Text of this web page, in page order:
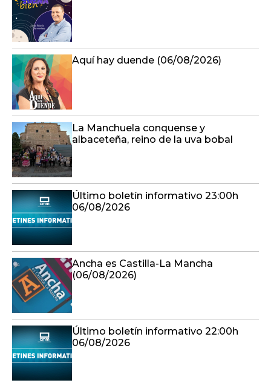
Aquí hay duende (06/08/2026)
La Manchuela conquense y
albaceteña, reino de la uva bobal
Último boletín informativo 23:00h
06/08/2026
Ancha es Castilla-La Mancha
(06/08/2026)
Último boletín informativo 22:00h
06/08/2026